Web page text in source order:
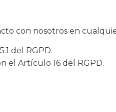
con nosotros en
del RGPD.
el Artículo 16 del RGPD.